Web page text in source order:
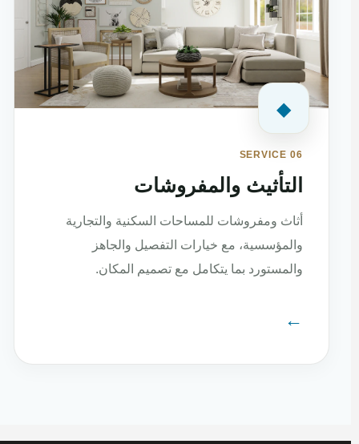
◆
SERVICE 06
التأثيث والمفروشات
أثاث ومفروشات للمساحات السكنية والتجارية
والمؤسسية، مع خيارات التفصيل والجاهز
والمستورد بما يتكامل مع تصميم المكان.
←